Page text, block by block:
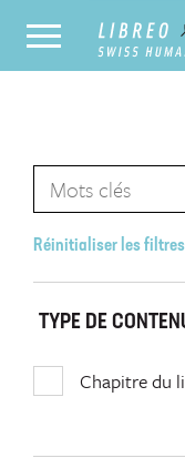
Réinitialiser les filtres
TYPE DE
Chapitre du